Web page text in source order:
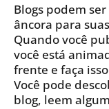
Blogs podem
âncora para
Quando você
você está
frente e faça
Você pode
blog, leem